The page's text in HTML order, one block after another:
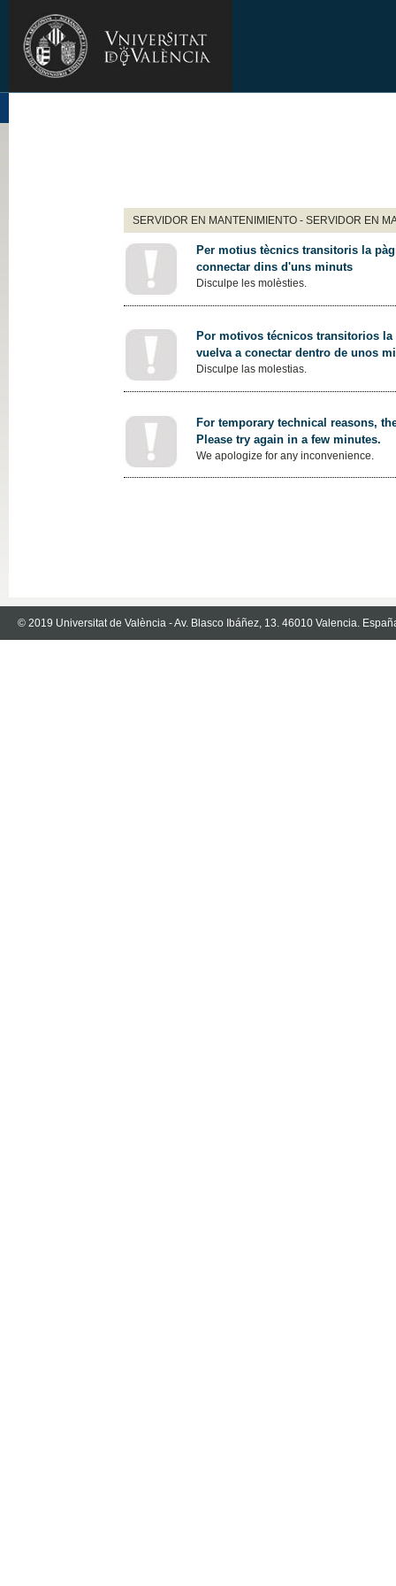
SERVIDOR EN MANTENIMIENTO - SERVIDOR EN
Per motius tècnics transitoris la
connectar dins d'uns minuts
Disculpe les molèsties.
Por motivos técnicos transitorios
vuelva a conectar dentro de unos
Disculpe las molestias.
For temporary technical reasons,
Please try again in a few minutes.
We apologize for any inconvenience.
© 2019 Universitat de València - Av. Blasco Ibáñez, 13. 46010 Valencia.